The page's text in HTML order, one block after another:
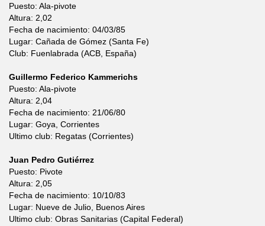
Puesto: Ala-pivote
Altura: 2,02
Fecha de nacimiento: 04/03/85
Lugar: Cañada de Gómez (Santa Fe)
Club: Fuenlabrada (ACB, España)
Guillermo Federico Kammerichs
Puesto: Ala-pivote
Altura: 2,04
Fecha de nacimiento: 21/06/80
Lugar: Goya, Corrientes
Ultimo club: Regatas (Corrientes)
Juan Pedro Gutiérrez
Puesto: Pivote
Altura: 2,05
Fecha de nacimiento: 10/10/83
Lugar: Nueve de Julio, Buenos Aires
Ultimo club: Obras Sanitarias (Capital Federal)